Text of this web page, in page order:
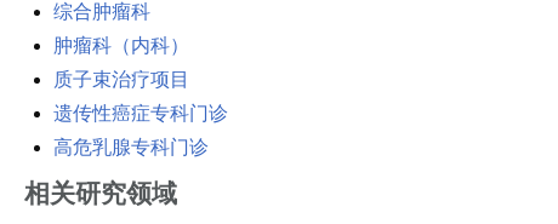
综合肿瘤科
肿瘤科（内科）
质子束治疗项目
遗传性癌症专科门诊
高危乳腺专科门诊
相关研究领域